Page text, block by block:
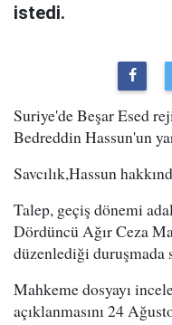
istedi.
Suriye'de Beşar Esed
Bedreddin Hassun'un
Savcılık,Hassun
Talep, geçiş dönemi
Dördüncü Ağır Ceza
düzenlediği duruşmada
Mahkeme dosyayı
açıklanmasını 24